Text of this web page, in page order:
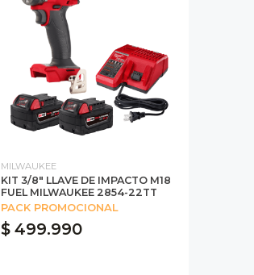
MILWAUKEE
KIT 3/8" LLAVE DE IMPACTO M18
FUEL MILWAUKEE 2854-22TT
PACK PROMOCIONAL
$ 499.990